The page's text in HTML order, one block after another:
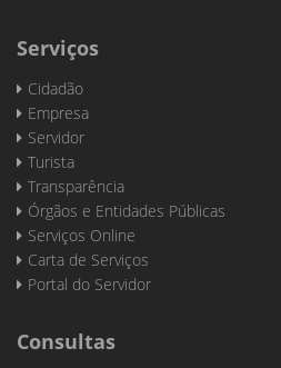
Serviços
Cidadão
Empresa
Servidor
Turista
Transparência
Órgãos e Entidades Públicas
Serviços Online
Carta de Serviços
Portal do Servidor
Consultas